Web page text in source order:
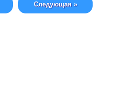
Следующая »